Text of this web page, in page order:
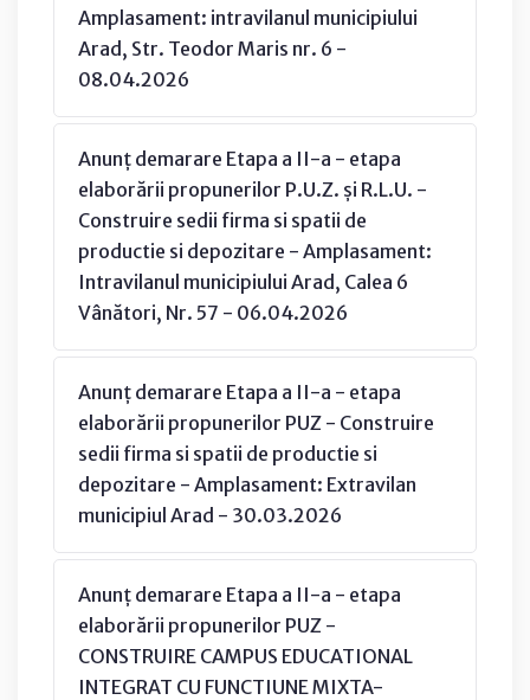
Amplasament: intravilanul municipiului
Arad, Str. Teodor Maris nr. 6 -
08.04.2026
Anunț demarare Etapa a II-a - etapa
elaborării propunerilor P.U.Z. și R.L.U. -
Construire sedii firma si spatii de
productie si depozitare - Amplasament:
Intravilanul municipiului Arad, Calea 6
Vânători, Nr. 57 - 06.04.2026
Anunț demarare Etapa a II-a - etapa
elaborării propunerilor PUZ - Construire
sedii firma si spatii de productie si
depozitare - Amplasament: Extravilan
municipiul Arad - 30.03.2026
Anunț demarare Etapa a II-a - etapa
elaborării propunerilor PUZ -
CONSTRUIRE CAMPUS EDUCATIONAL
INTEGRAT CU FUNCTIUNE MIXTA-